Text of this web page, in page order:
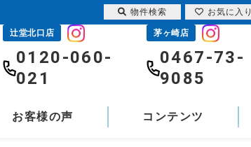
辻堂北口店
0120-060-
021
茅ヶ崎店
0467-73-
9085
お客様の声 コンテンツ
物件検索 お気に入り